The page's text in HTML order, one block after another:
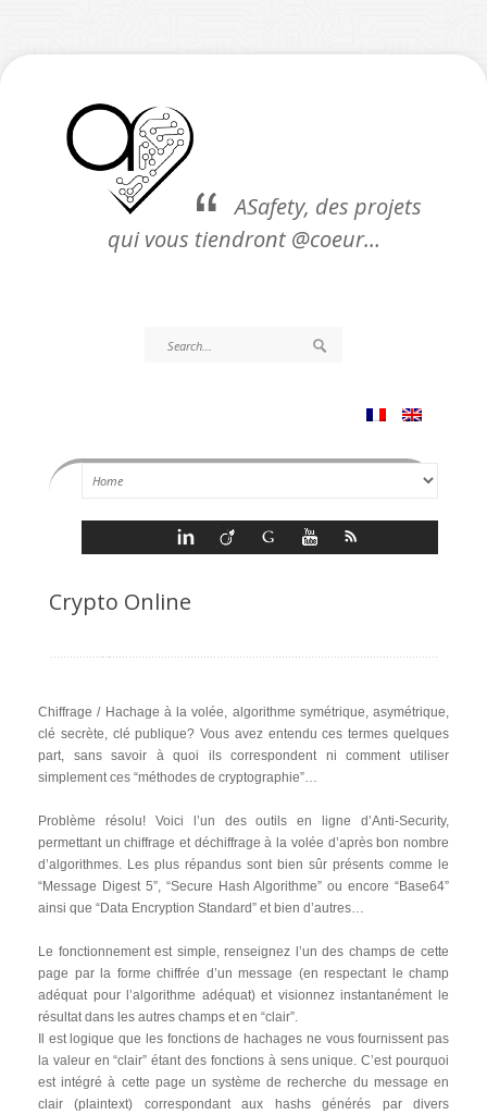
ASafety, des projets
qui vous tiendront @coeur…
Crypto Online
Chiffrage / Hachage à la volée, algorithme symétrique, asymétrique,
clé secrète, clé publique? Vous avez entendu ces termes quelques
part, sans savoir à quoi ils correspondent ni comment utiliser
simplement ces “méthodes de cryptographie”…
Problème résolu! Voici l’un des outils en ligne d’Anti-Security,
permettant un chiffrage et déchiffrage à la volée d’après bon nombre
d’algorithmes. Les plus répandus sont bien sûr présents comme le
“Message Digest 5”, “Secure Hash Algorithme” ou encore “Base64”
ainsi que “Data Encryption Standard” et bien d’autres…
Le fonctionnement est simple, renseignez l’un des champs de cette
page par la forme chiffrée d’un message (en respectant le champ
adéquat pour l’algorithme adéquat) et visionnez instantanément le
résultat dans les autres champs et en “clair”.
Il est logique que les fonctions de hachages ne vous fournissent pas
la valeur en “clair” étant des fonctions à sens unique. C’est pourquoi
est intégré à cette page un système de recherche du message en
clair (plaintext) correspondant aux hashs générés par divers